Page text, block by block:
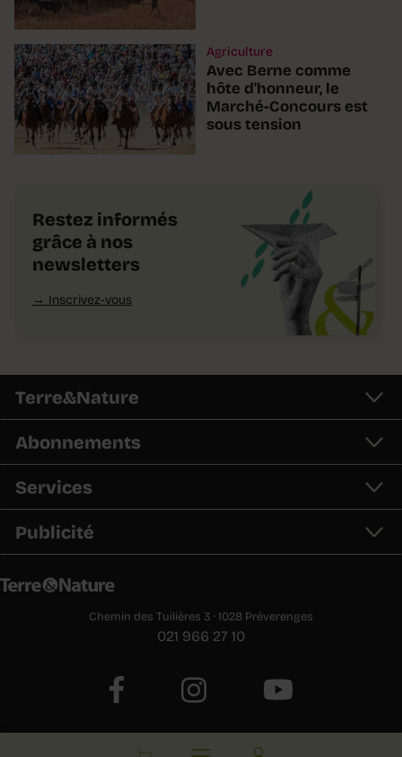
Agriculture
Avec Berne comme
hôte d'honneur, le
Marché-Concours est
sous tension
Restez informés
grâce à nos
newsletters
Inscrivez-vous
Terre&Nature
Abonnements
Services
Publicité
Chemin des Tuilières 3 · 1028 Préverenges
021 966 27 10